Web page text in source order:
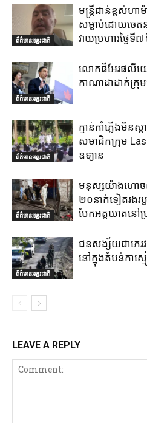
ព័ត៌មានអន្តរជាតិ
មន្ត្រីជាន់ខ្ពស់ហា
សម្លាប់ដោយចេត
វាយប្រហារថ្ងៃទី
ព័ត៌មានអន្តរជាតិ
លោកផីអែរផលីយេអំ
កាណាដាដាក់ក្រុម
ព័ត៌មានអន្តរជាតិ
ក្មាន់កាំភ្លើងមិន
សមាជិកក្រុម
ឧទ្យាន
ព័ត៌មានអន្តរជាតិ
មនុស្សយ៉ាងហោច
២០នាក់ទៀតរងរ
បែកអត្តឃាតនៅ
ព័ត៌មានអន្តរជាតិ
ជនសង្ស័យជាភេរ
នៅក្នុងតំបន់កាស្ម
LEAVE A REPLY